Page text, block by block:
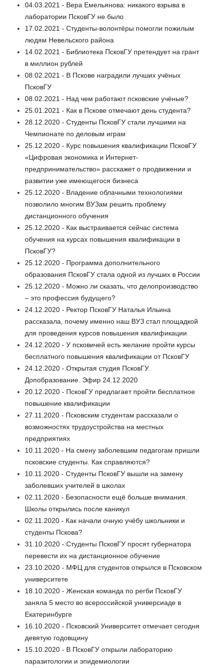
04.03.2021 - Вера Емельянова: никакого взрыва в
лаборатории ПсковГУ не было
17.02.2021 - Студенты-волонтёры помогли пожилым
людям Невельского района
14.02.2021 - Библиотека ПсковГУ претендует на грант
в миллион рублей
08.02.2021 - В Пскове наградили лучших учёных
ПсковГУ
08.02.2021 - Над чем работают псковские учёные?
25.01.2021 - Как в Пскове отмечают день студента?
28.12.2020 - Студенты ПсковГУ стали лучшими на
Чемпионате по деловым играм
25.12.2020 - Курс повышения квалификации ПсковГУ
«Цифровая экономика и Интернет-
предпринимательство» расскажет о продвижении и
развитии уже имеющегося бизнеса
25.12.2020 - Владение облачными технологиями
позволило многим ВУЗам решить проблему
дистанционного обучения
25.12.2020 - Как выстраивается сейчас система
обучения на курсах повышения квалификации в
ПсковГУ?
25.12.2020 - Программа дополнительного
образования ПсковГУ стала одной из лучших в России
25.12.2020 - Можно ли сказать, что делопроизводство
– это профессия будущего?
24.12.2020 - Ректор ПсковГУ Наталья Ильина
рассказала, почему именно наш ВУЗ стал площадкой
для проведения курсов повышения квалификации
24.12.2020 - У псковичей есть желание пройти курсы
бесплатного повышения квалификации от ПсковГУ
24.12.2020 - Открытая студия ПсковГУ.
Допобразование. Эфир 24.12.2020
20.12.2020 - ПсковГУ предлагает пройти бесплатное
повышение квалификации
27.11.2020 - Псковским студентам рассказали о
возможностях трудоустройства на местных
предприятиях
10.11.2020 - На смену заболевшим педагогам пришли
псковские студенты. Как справляются?
10.11.2020 - Студенты ПсковГУ вышли на замену
заболевших учителей в школах
02.11.2020 - Безопасности ещё больше внимания.
Школы открылись после каникул
02.11.2020 - Как начали очную учёбу школьники и
студенты Пскова?
31.10.2020 - Студенты ПсковГУ просят губернатора
перевести их на дистанционное обучение
23.10.2020 - МФЦ для студентов открылся в Псковском
университете
18.10.2020 - Женская команда по регби ПсковГУ
заняла 5 место во всероссийской универсиаде в
Екатеринбурге
16.10.2020 - Псковский Университет отмечает сегодня
девятую годовщину
15.10.2020 - В ПсковГУ открыли лабораторию
паразитологии и эпидемиологии